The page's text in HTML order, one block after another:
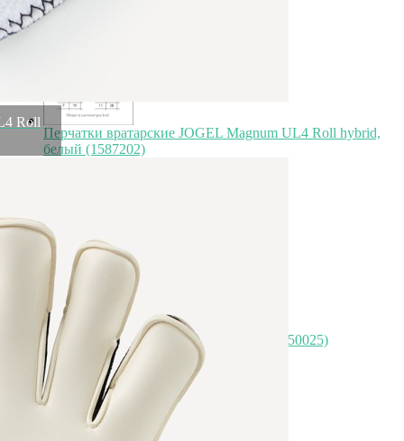
Roll
Перчатки вратарские JOGEL Magnum UL4 Roll hybrid,
белый (1587202)
Органайзер для мелочей skull, черный (50025)
Быстрый просмотр
7 500